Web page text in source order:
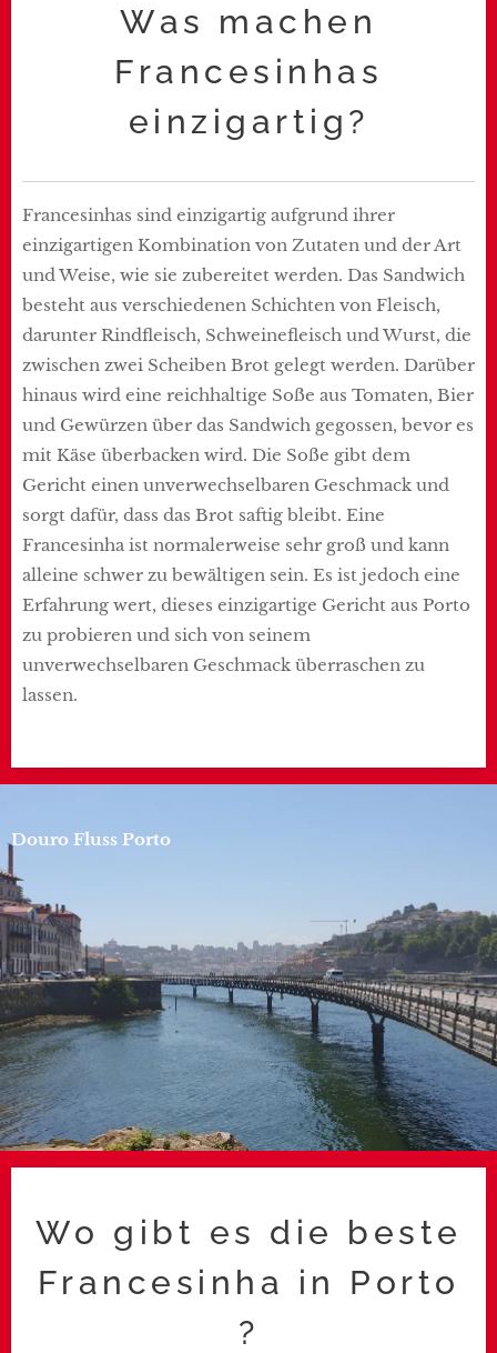
Was machen
Francesinhas
einzigartig?
Francesinhas sind einzigartig aufgrund ihrer
einzigartigen Kombination von Zutaten und der Art
und Weise, wie sie zubereitet werden. Das Sandwich
besteht aus verschiedenen Schichten von Fleisch,
darunter Rindfleisch, Schweinefleisch und Wurst, die
zwischen zwei Scheiben Brot gelegt werden. Darüber
hinaus wird eine reichhaltige Soße aus Tomaten, Bier
und Gewürzen über das Sandwich gegossen, bevor es
mit Käse überbacken wird. Die Soße gibt dem
Gericht einen unverwechselbaren Geschmack und
sorgt dafür, dass das Brot saftig bleibt. Eine
Francesinha ist normalerweise sehr groß und kann
alleine schwer zu bewältigen sein. Es ist jedoch eine
Erfahrung wert, dieses einzigartige Gericht aus Porto
zu probieren und sich von seinem
unverwechselbaren Geschmack überraschen zu
lassen.
Douro Fluss Porto
Wo gibt es die beste
Francesinha in Porto
?